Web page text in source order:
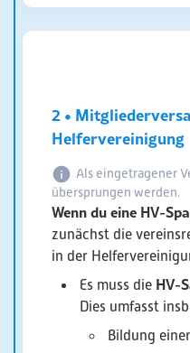
2 •
Helfervereinigung
Als eingetragener
übersprungen werden.
Wenn du eine HV-
zunächst die
in der
Es muss die HV-
Dies umfasst
Bildung